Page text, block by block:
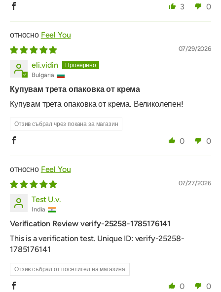
3 0
Feel You
07/29/2026
eli.vidin
Bulgaria
Купувам трета опаковка от крема
Купувам трета опаковка от крема. Великолепен!
Отзив събрал чрез покана за магазин
0 0
Feel You
07/27/2026
Test U.v.
India
Verification Review verify-25258-1785176141
This is a verification test. Unique ID: verify-25258-
1785176141
Отзив събрал от посетител на магазина
0 0